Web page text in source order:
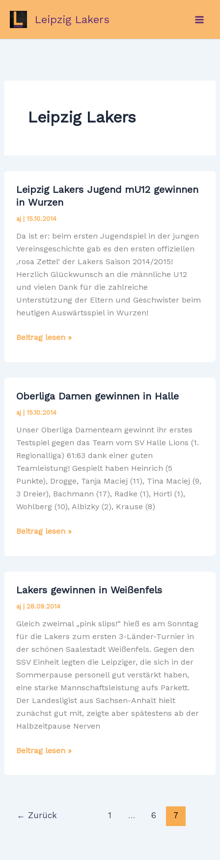
springen
Leipzig Lakers
Leipzig Lakers
Leipzig Lakers Jugend mU12 gewinnen
in Wurzen
aj 15.10.2014
Da ist er: beim ersten Jugendspiel in der jungen
Vereinsgeschichte gab es den ersten offiziellen
‚rosa Zettel‘ der Lakers Saison 2014/2015!
Herzlich Glückwunsch an die männliche U12
und vielen Dank für die zahlreiche
Unterstützung der Eltern und Geschwister beim
heutigen Auswärtsspiel in Wurzen!
Leipzig
in
Wurzen
Beitrag lesen »
Oberliga Damen gewinnen in Halle
aj 15.10.2014
Unser Oberliga Damenteam gewinnt ihr erstes
Testspiel gegen das Team vom SV Halle Lions (1.
Regionalliga) 61:63 dank einer guten
Teamleistung! Gespielt haben Heinrich (5
Punkte), Drogge, Tanja Maciej (11), Tina Maciej (9,
3 Dreier), Bachmann (17), Radke (1), Horti (1),
Wohlberg (10), Albizky (2), Krause (8)
Oberliga
Beitrag lesen »
Lakers gewinnen in Weißenfels
aj | 28.09.2014
Gleich zweimal „pink slips!“ hieß es am Sonntag
für die Lakers zum ersten 3-Länder-Turnier in
der schönen Saalestadt Weißenfels. Gegen den
SSV Einheit legten die Leipziger, die sich in der
Sommerpause personell gut verstärkt haben,
eine starke Mannschaftsleistung aufs Parkett.
Der Landesligist aus Sachsen-Anhalt hielt
zunächst gut mit, zeigte aber spätestens ab der
Halbzeitpause Nerven
Lakers
Beitrag lesen »
← Zurück 1 … 6 7